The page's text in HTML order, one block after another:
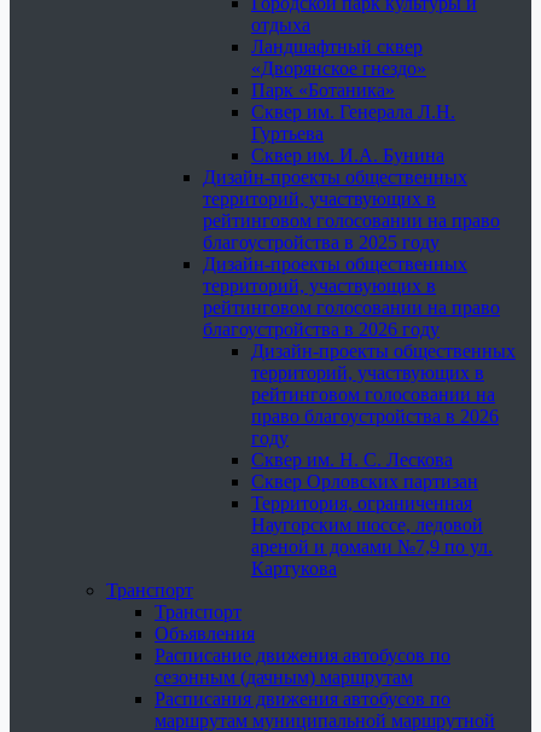
отдыха
Ландшафтный сквер
«Дворянское гнездо»
Парк «Ботаника»
Сквер им. Генерала Л.Н.
Гуртьева
Сквер им. И.А. Бунина
Дизайн-проекты общественных
территорий, участвующих в
рейтинговом голосовании на право
благоустройства в 2025 году
Дизайн-проекты общественных
территорий, участвующих в
рейтинговом голосовании на право
благоустройства в 2026 году
Дизайн-проекты общественных
территорий, участвующих в
рейтинговом голосовании на
право благоустройства в 2026
году
Сквер им. Н. С. Лескова
Сквер Орловских партизан
Территория, ограниченная
Наугорским шоссе, ледовой
ареной и домами №7,9 по ул.
Картукова
Транспорт
Транспорт
Объявления
Расписание движения автобусов по
сезонным (дачным) маршрутам
Расписания движения автобусов по
маршрутам муниципальной маршрутной